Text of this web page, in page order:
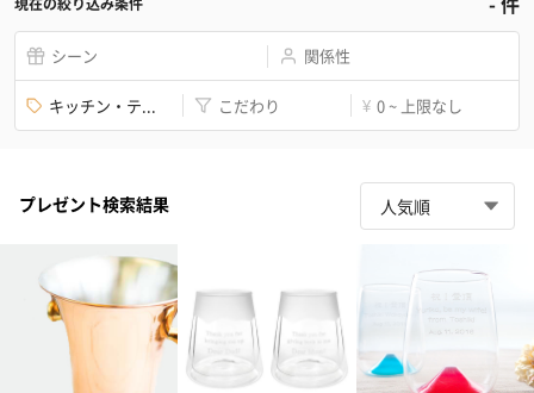
シーン 関係性
キッチン・テ... こだわり ¥ 0 ~ 上限なし
プレゼント検索結果